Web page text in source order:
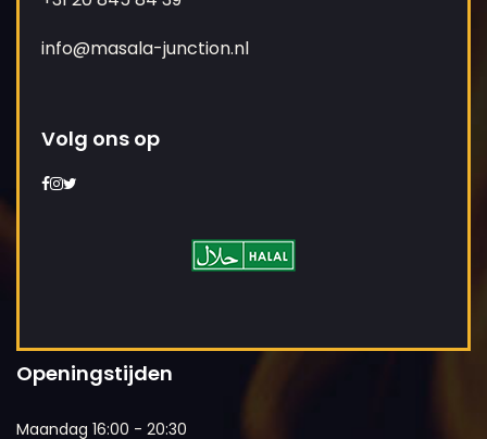
info@masala-junction.nl
Volg ons op
Openingstijden
Maandag 16:00 - 20:30